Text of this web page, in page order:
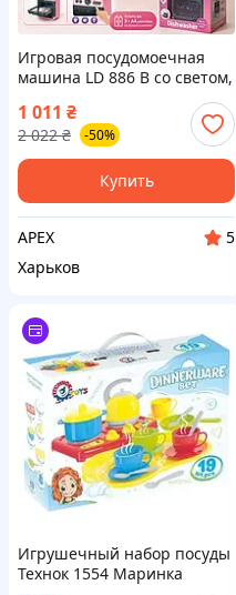
Игровая посудомоечная
машина LD 886 B со светом,
распыления воды,
режимами мойки и
набором посуды | APEX
1 011 ₴
2 022 ₴ -50%
Купить
APEX
5
Харьков
Игрушечный набор посуды
Технок 1554 Маринка